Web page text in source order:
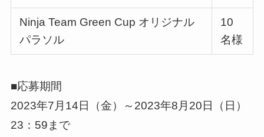
Ninja Team Green Cup オリジナル
パラソル
10
名様
■応募期間
2023年7月14日（金）～2023年8月20日（日）
23：59まで